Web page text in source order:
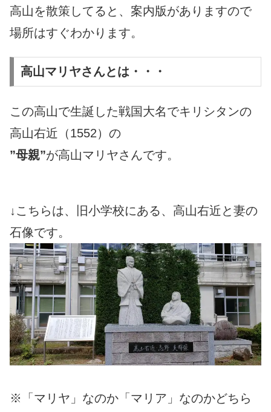
高山を散策してると、案内版がありますので
場所はすぐわかります。
高山マリヤさんとは・・・
この高山で生誕した戦国大名でキリシタンの
高山右近（1552）の
”母親”が高山マリヤさんです。
↓こちらは、旧小学校にある、高山右近と妻の
石像です。
※「マリヤ」なのか「マリア」なのかどちら